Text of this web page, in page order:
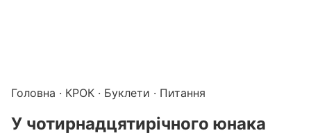
Головна · КРОК · Буклети · Питання
У чотирнадцятирічного юнака